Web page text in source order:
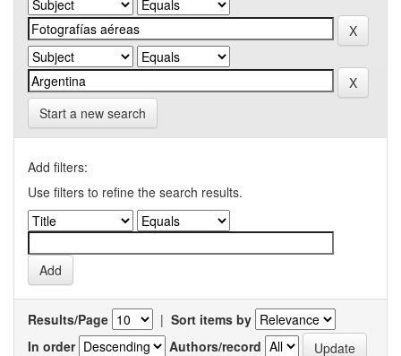
Start a new search
Add filters:
Use filters to refine the search results.
Results/Page | Sort items by
In order
Authors/record